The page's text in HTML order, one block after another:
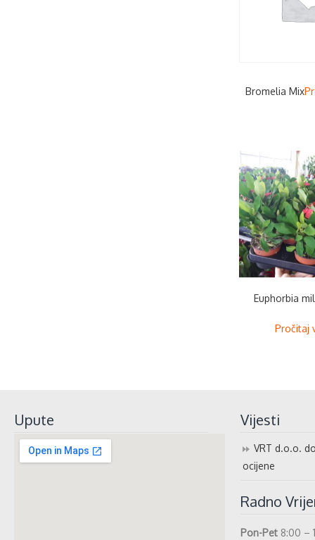
Bromelia Mix
Euphorbia
Pročitaj
Upute Vijesti
VRT d.o.o.
ocijene
Radno
Pon-Pet 8:00 –